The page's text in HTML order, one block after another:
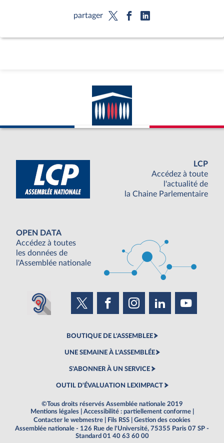
partager
LCP
Accédez à toute
l'actualité de
la Chaine Parlementaire
OPEN DATA
Accédez à toutes
les données de
l'Assemblée nationale
BOUTIQUE DE L'ASSEMBLEE
UNE SEMAINE À L'ASSEMBLÉE
S'ABONNER À UN SERVICE
OUTIL D'ÉVALUATION LEXIMPACT
©Tous droits réservés Assemblée nationale 2019
Mentions légales
Accessibilité : partiellement conforme
Contacter le webmestre
Fils RSS
Gestion des cookies
Assemblée nationale - 126 Rue de l'Université, 75355 Paris 07 SP -
Standard 01 40 63 60 00